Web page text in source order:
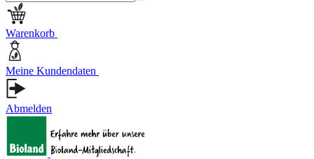
Warenkorb
Meine Kundendaten
Abmelden